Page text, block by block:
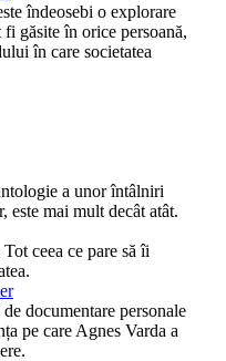
îndeosebi o explorare
găsite în orice persoană,
în care societatea
a unor întâlniri
este mai mult decât atât.
ceea ce pare să îi
documentare personale
pe care Agnes Varda a